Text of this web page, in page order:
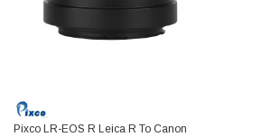
Pixco LR-EOS R Leica R To Canon